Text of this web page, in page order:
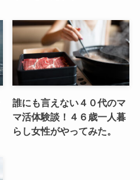
誰にも言えない４０代のマ
マ活体験談！４６歳一人暮
らし女性がやってみた。